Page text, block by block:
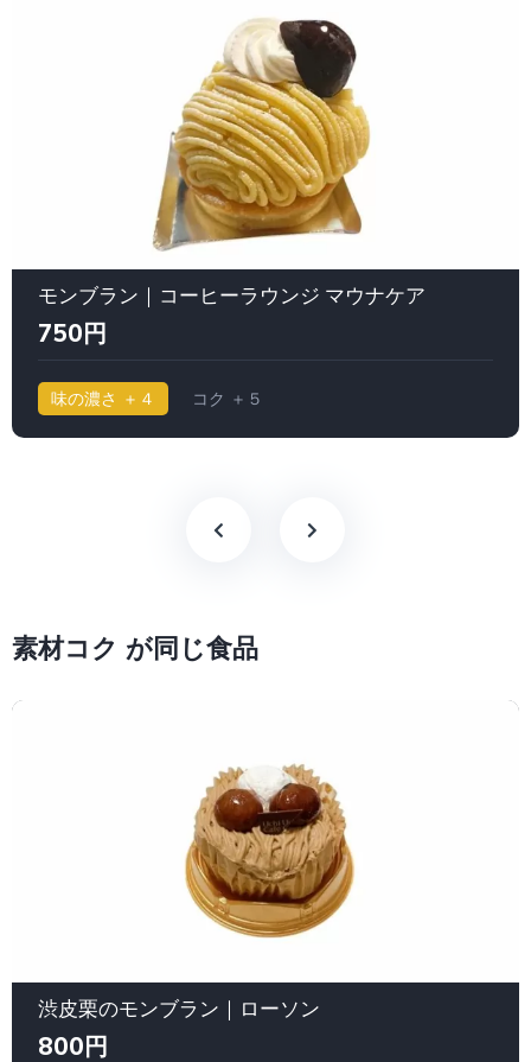
モンブラン｜コーヒーラウンジ マウナケア
750円
味の濃さ ＋４ コク ＋５
素材コク が同じ食品
渋皮栗のモンブラン｜ローソン
800円